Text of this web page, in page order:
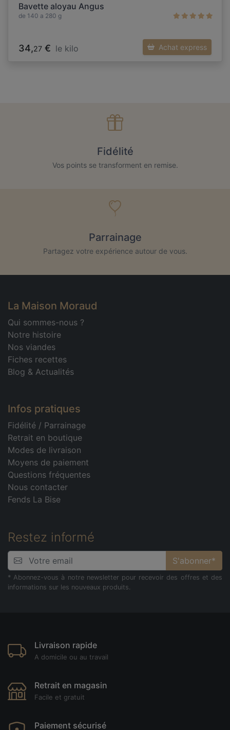
Bavette aloyau Angus
de 140 a 280 g
34,27 € le kilo Achat express
Fidélité
Vos points se transforment en remise.
Parrainage
Partagez votre expérience autour de vous.
La Maison Moraud
Qui sommes-nous ?
Notre histoire
Nos viandes
Fiches recettes
Blog & Actualités
Infos pratiques
Fidélité / Parrainage
Retrait en boutique
Modes de livraison
Moyens de paiement
Questions fréquentes
Nous contacter
Fends La Bise
Restez informé
S'abonner*
* Abonnez-vous à notre newsletter pour recevoir des offres et des
informations sur les nouveaux produits.
Livraison rapide
A domicile ou au travail
Retrait en magasin
Facile et gratuit
Paiement sécurisé